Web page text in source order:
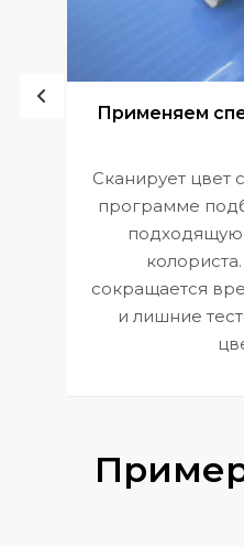
Применяем
Сканирует цвет
программе
сокращается
и лишние